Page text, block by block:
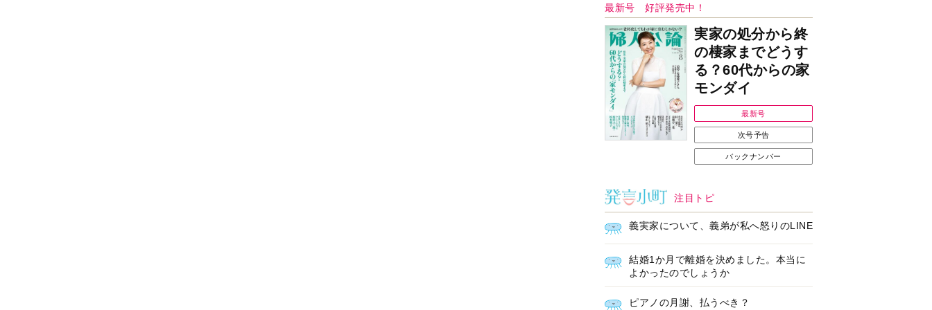
インフォメーション
ＡＩで始める遺言を書
く前の準備セミナー開
催
耳にすっぽり！オーテ
ィコン補聴器、新しい
スタイルで All in Ear
の「オーティコン ジー
ル」を発売
脳の健康習慣をサポー
トするオープンイヤー
ヤホン HERALBONY
モデル」発売
【編集部より】広告ペ
ージについてのお詫び